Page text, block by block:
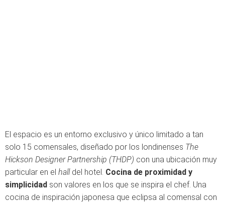
El espacio es un entorno exclusivo y único limitado a tan
solo 15 comensales, diseñado por los londinenses The
Hickson Designer Partnership (THDP) con una ubicación muy
particular en el halldel hotel. Cocina de proximidad y
simplicidad son valores en los que se inspira el chef. Una
cocina de inspiración japonesa que eclipsa al comensal con